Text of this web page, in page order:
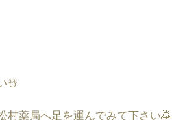
☃️
村薬局へ足を運んでみて下さい🙇